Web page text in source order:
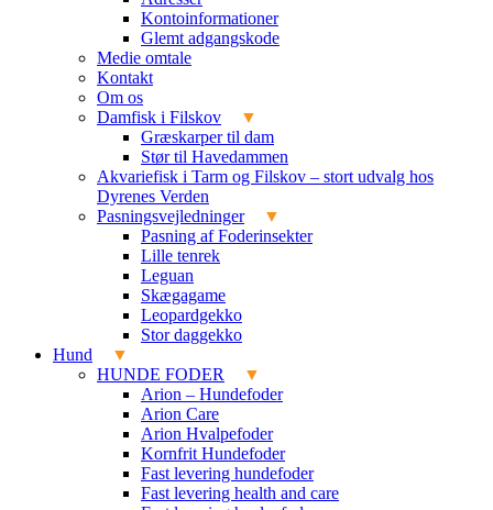
Kontoinformationer
Glemt adgangskode
Medie omtale
Kontakt
Om os
Damfisk i Filskov
Græskarper til dam
Stør til Havedammen
Akvariefisk i Tarm og Filskov – stort udvalg hos
Dyrenes Verden
Pasningsvejledninger
Pasning af Foderinsekter
Lille tenrek
Leguan
Skægagame
Leopardgekko
Stor daggekko
Hund
HUNDE FODER
Arion – Hundefoder
Arion Care
Arion Hvalpefoder
Kornfrit Hundefoder
Fast levering hundefoder
Fast levering health and care